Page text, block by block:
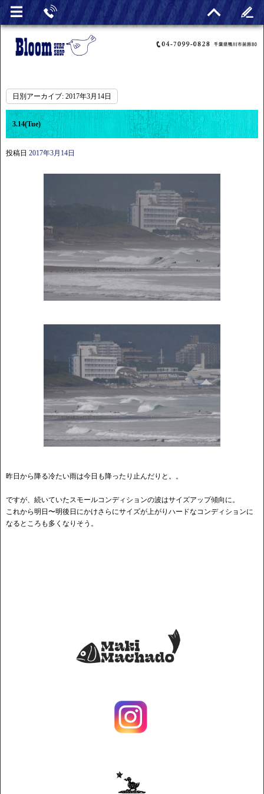
日別アーカイブ: 2017年3月14日
3.14(Tue)
投稿日 2017年3月14日
昨日から降る冷たい雨は今日も降ったり止んだりと。。
ですが、続いていたスモールコンディションの波はサイズアップ傾向に。
これから明日〜明後日にかけさらにサイズが上がりハードなコンディションに
なるところも多くなりそう。